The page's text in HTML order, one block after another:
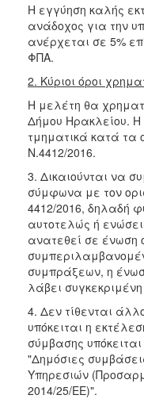
Η εγγύηση καλής
ανάδοχος για την
ανέρχεται σε 5%
ΦΠΑ.
2. Κύριοι όροι
Η μελέτη θα
Δήμου Ηρακλείου. Η
τμηματικά κατά τα
Ν.4412/2016.
3. Δικαιούνται να
σύμφωνα με τον
4412/2016, δηλαδή
αυτοτελώς ή
ανατεθεί σε ένωση
συμπράξεων, η
λάβει
4. Δεν τίθενται
υπόκειται η
σύμβασης
"Δημόσιες
Υπηρεσιών
2014/25/ΕΕ)".